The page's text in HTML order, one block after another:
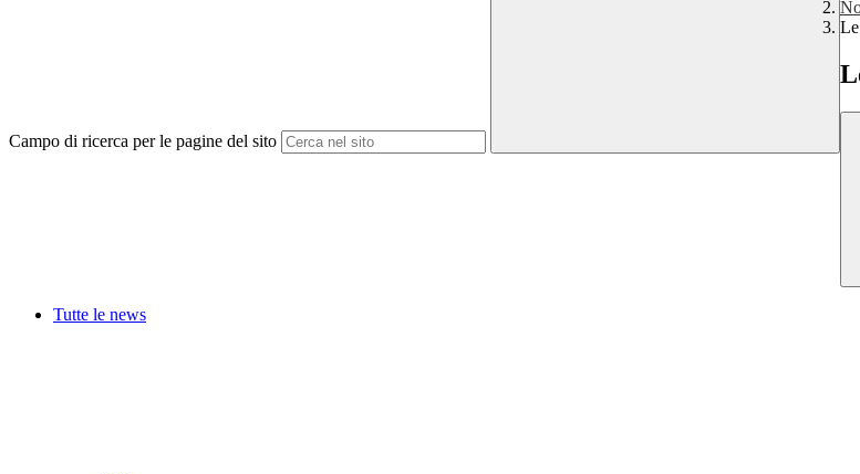
Campo di ricerca per le pagine del sito
Tutte le news